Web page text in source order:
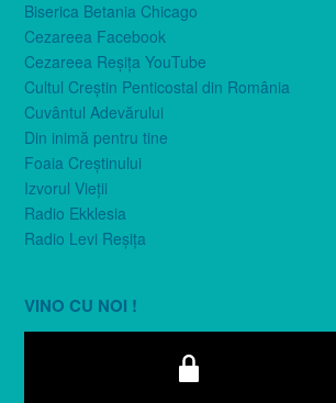
Biserica Betania Chicago
Cezareea Facebook
Cezareea Reşiţa YouTube
Cultul Creştin Penticostal din România
Cuvântul Adevărului
Din inimă pentru tine
Foaia Creştinului
Izvorul Vieţii
Radio Ekklesia
Radio Levi Reşiţa
VINO CU NOI !